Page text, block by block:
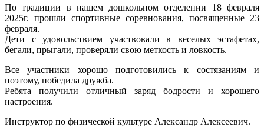
По традиции в нашем дошкольном отделении 18 февраля
2025г. прошли спортивные соревнования, посвященные 23
февраля.
Дети с удовольствием участвовали в веселых эстафетах,
бегали, прыгали, проверяли свою меткость и ловкость.
Все участники хорошо подготовились к состязаниям и
поэтому, победила дружба.
Ребята получили отличный заряд бодрости и хорошего
настроения.
Инструктор по физической культуре Александр Алексеевич.